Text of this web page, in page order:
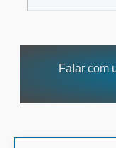
Falar com